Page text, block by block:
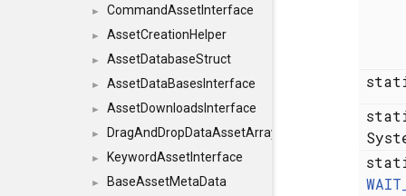
► CommandAssetInterface
► AssetCreationHelper
► AssetDatabaseStruct
► AssetDataBasesInterface
► AssetDownloadsInterface
► DragAndDropDataAssetArray
► KeywordAssetInterface
► BaseAssetMetaData